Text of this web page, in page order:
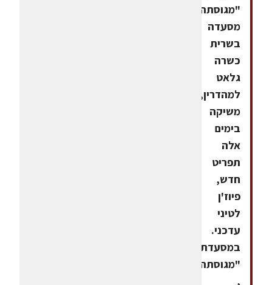
"מגוסתה",
מסעדה
בשרית
כשרה
גלאט
למהדרין,
משיקה
בימים
אלה
תפריט
חדש,
פיוז'ן
לטיני
עדכני.
במסעדת
"מגוסתה"
,